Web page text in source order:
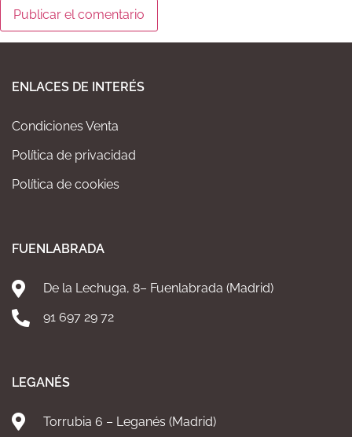
ENLACES DE INTERÉS
Condiciones Venta
Política de privacidad
Política de cookies
FUENLABRADA
De la Lechuga, 8– Fuenlabrada (Madrid)
91 697 29 72
LEGANÉS
Torrubia 6 – Leganés (Madrid)